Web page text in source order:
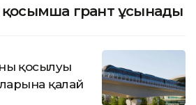
грант ұсынады
қосылуы
қалай